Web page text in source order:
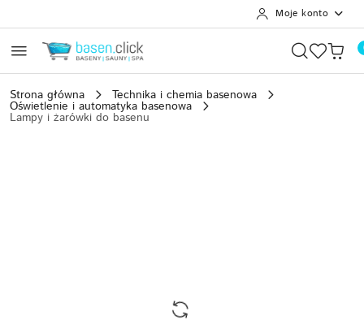
Moje konto
Strona główna Technika i chemia basenowa
Oświetlenie i automatyka basenowa
Lampy i żarówki do basenu